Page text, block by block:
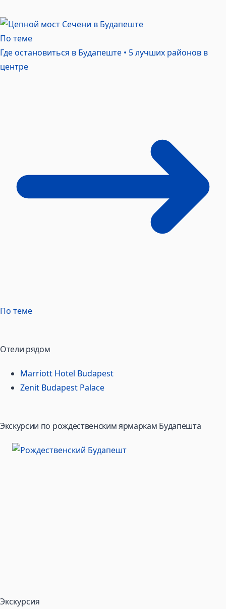
По теме
Где остановиться в Будапеште • 5 лучших районов в
центре
По теме
Отели рядом
Marriott Hotel Budapest
Zenit Budapest Palace
Экскурсии по рождественским ярмаркам Будапешта
Экскурсия